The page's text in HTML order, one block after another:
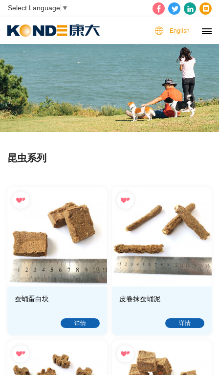
Select Language ▼
English
昆虫系列
蚕蛹蛋白块
详情
皮卷抹蚕蛹泥
详情